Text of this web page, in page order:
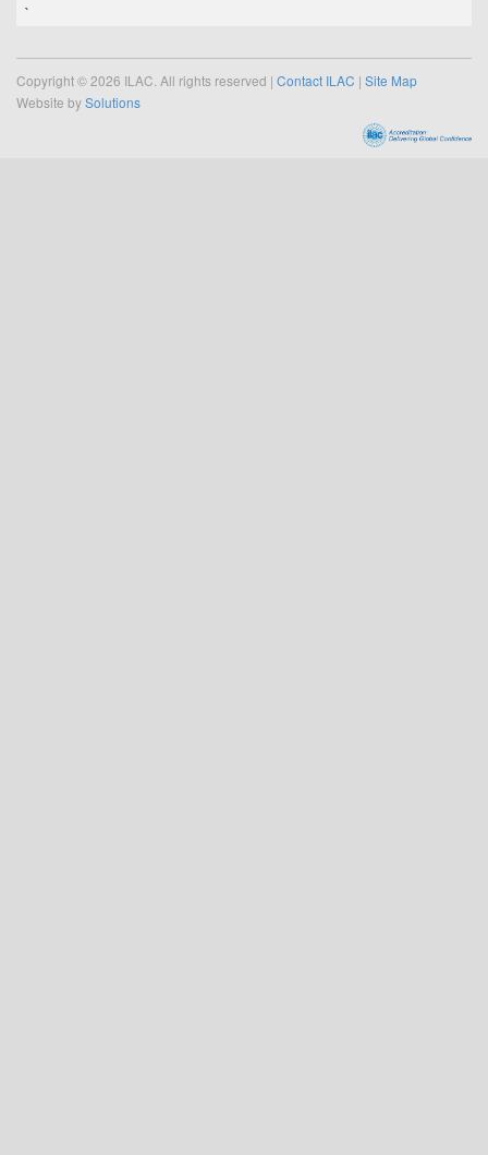
`
Copyright © 2026 ILAC. All rights reserved | Contact ILAC | Site Map
Website bySolutions